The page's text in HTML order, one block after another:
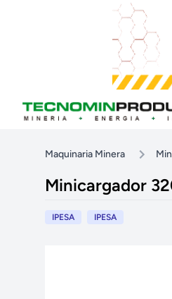
Maquinaria Minera
Minicargador
IPESA IPESA